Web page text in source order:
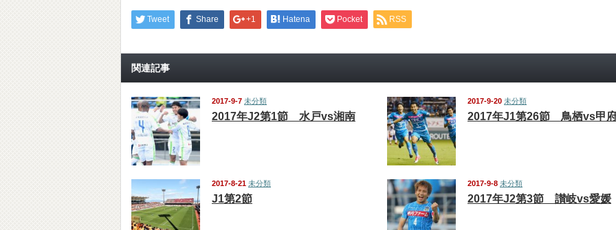
Tweet Share +1 Hatena Pocket RSS
関連記事
2017-9-7 未分類
2017年J2第1節 水戸vs湘南
2017-9-20 未分類
2017年J1第26節 鳥栖vs甲
2017-8-21 未分類
J1第2節
2017-9-8 未分類
2017年J2第3節 讃岐vs愛媛